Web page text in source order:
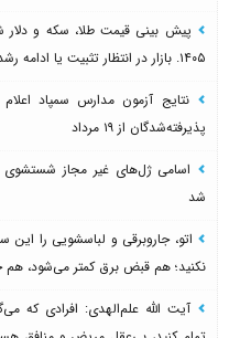
۱۴۰۵. بازار در انتظار تثبیت یا ادامه رشد؟
نتایج آزمون مدارس سمپاد
پذیرفته‌شدگان از ۱۹ مرداد
اسامی ژل‌های غیر مجاز
شد
اتو، جاروبرقی و لباسشویی را
نکنید؛ هم قبض برق کمتر می‌شود، هم
آیت الله علم‌الهدی: افرادی که